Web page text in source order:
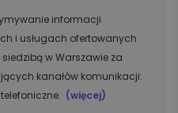
informacji
i usługach ofertowanych
siedzibą w Warszawie za
kanałów komunikacji:
(więcej)